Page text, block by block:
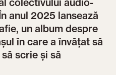
colectivului audio-
anul 2025 lansează
un album despre
în care a învățat să
scrie și să